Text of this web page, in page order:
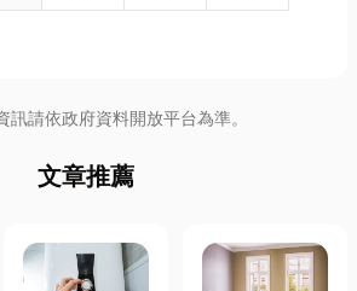
請依政府資料開放平台為準。
文章推薦